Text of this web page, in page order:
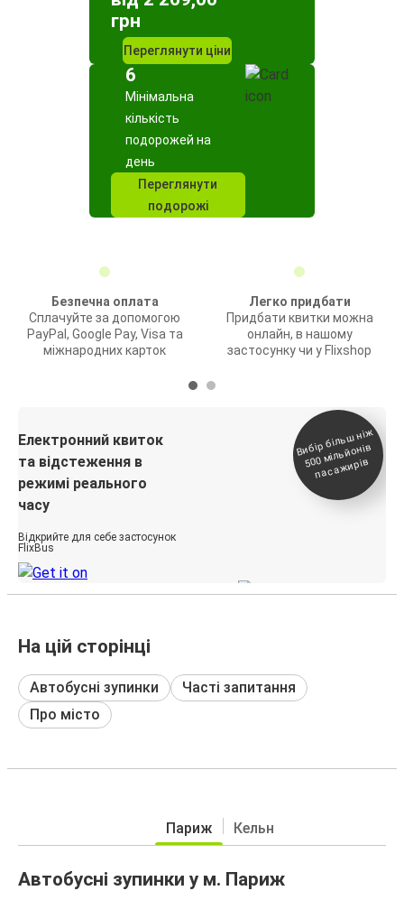
грн
Переглянути ціни
6
Мінімальна
кількість
подорожей на
день
Переглянути
подорожі
Безпечна оплата
Сплачуйте за допомогою
PayPal, Google Pay, Visa та
міжнародних карток
Легко придбати
Придбати квитки можна
онлайн, в нашому
застосунку чи у Flixshop
Електронний квиток
та відстеження в
режимі реального
часу
Відкрийте для себе застосунок
FlixBus
Вибір біль
ш ні
ж
500
мільйонів
паса
жирів
На цій сторінці
Автобусні зупинки
Часті запитання
Про місто
Париж Кельн
Автобусні зупинки у м. Париж